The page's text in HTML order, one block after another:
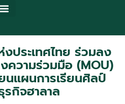
ประเทศไทย ร่วมลง
วามร่วมมือ (MOU)
แผนการเรียนศิลป์
รกิจฮาลาล